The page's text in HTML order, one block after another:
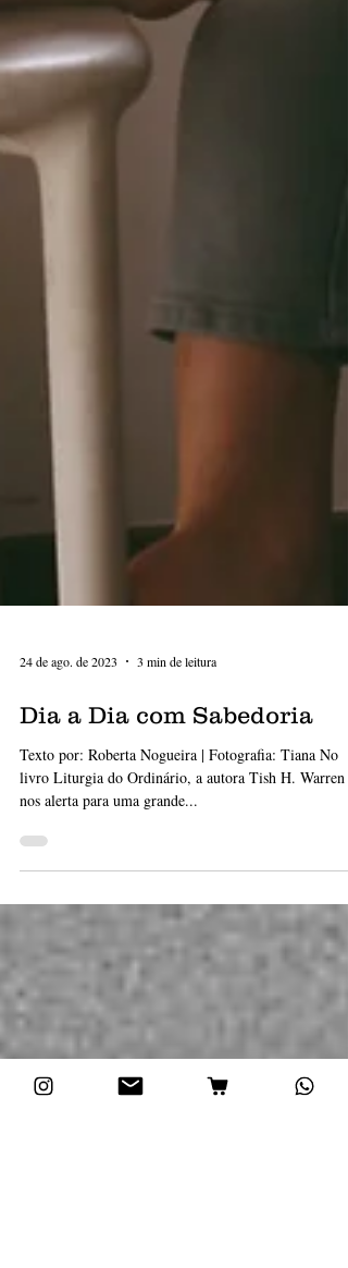
24 de ago. de 2023 3 min de leitura
Dia a Dia com Sabedoria
Texto por: Roberta Nogueira | Fotografia: Tiana No
livro Liturgia do Ordinário, a autora Tish H. Warren